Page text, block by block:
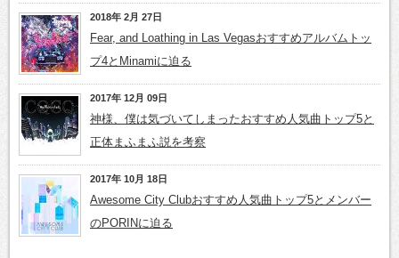
2018年 2月 27日
Fear, and Loathing in Las Vegasおすすめアルバムトッ
プ4とMinamiに迫る
2017年 12月 09日
神様、僕は気づいてしまったおすすめ人気曲トップ5と
正体まふまふ説を考察
2017年 10月 18日
Awesome City Clubおすすめ人気曲トップ5とメンバー
のPORINに迫る